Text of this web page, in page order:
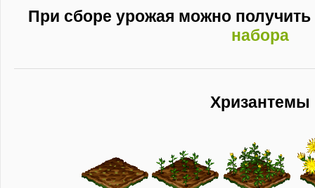
При сборе урожая можно получить
набора
Хризантемы